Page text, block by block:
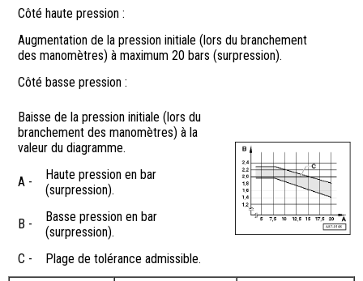
Côté haute pression :
Augmentation de la pression initiale (lors du branchement
des manomètres) à maximum 20 bars (surpression).
Côté basse pression :
Baisse de la pression initiale (lors du
branchement des manomètres) à la
valeur du diagramme.
A -
Haute pression en bar
(surpression).
B -
Basse pression en bar
(surpression).
C -
Plage de tolérance admissible.